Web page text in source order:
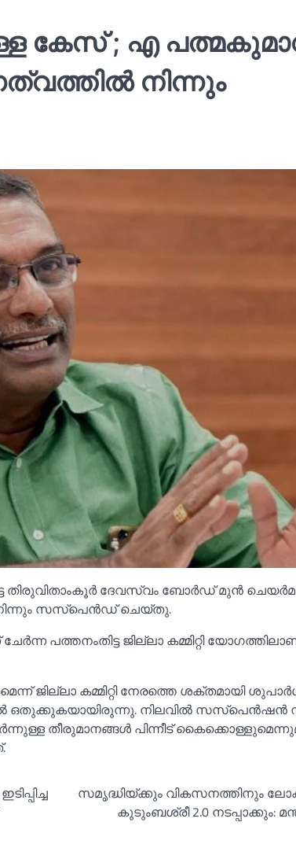
കേസ് ; എ
നിന്നും
തിരുവിതാംകൂർ ദേവസ്വം ബോർഡ് മുൻ
നിന്നും സസ്‌പെൻഡ് ചെയ്തു.
പത്തനംതിട്ട ജില്ലാ കമ്മിറ്റി
ജില്ലാ കമ്മിറ്റി നേരത്തെ ശക്തമായി
ഒതുക്കുകയായിരുന്നു. നിലവില്‍ സസ്‌പെൻഷൻ
തീരുമാനങ്ങള്‍ പിന്നീട്
സമൃദ്ധിയ്ക്കും വികസനത്തിനും
കുടുംബശ്രീ 2.0 നടപ്പാക്കും: